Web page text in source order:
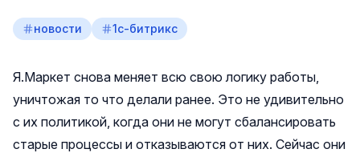
новости 1с-битрикс
Я.Маркет снова меняет всю свою логику работы,
уничтожая то что делали ранее. Это не удивительно
с их политикой, когда они не могут сбалансировать
старые процессы и отказываются от них. Сейчас они